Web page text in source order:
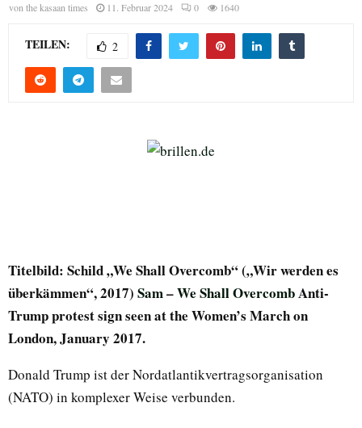
von the kasaan times 11. Februar 2024 0 1640
TEILEN: 2
Titelbild: Schild „We Shall Overcomb“ („Wir werden es
überkämmen“, 2017) Sam–We Shall OvercombAnti-
Trump protest sign seen at the Women’s March on
London, January 2017.
Donald Trump ist der Nordatlantikvertragsorganisation
(NATO) in komplexer Weise verbunden.